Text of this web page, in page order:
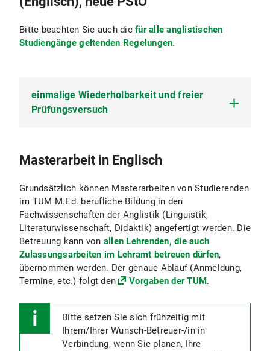
Bitte beachten Sie auch die für alle anglistischen
Studiengänge geltenden Regelungen.
einmalige Wiederholbarkeit und freier
Prüfungsversuch
Im Unterrichtsfach Englisch kann
einmal wiederholtwerden.
Zusätzlich zur einmaligen Wiederholbarkeit von
Modul(teil)prüfungen beim Erstversuch gibt es
noch einenfreien Prüfungsversuch. Dieser steht
Studierenden nur unter bestimmten
Voraussetzungen zu(für rechtlich verbindliche
Informationen konsultieren Sie bitte die Prüfungs-
Die Prüfung wird nach ununterbrochenem
Fachstudiuminnerhalb der Regelstudienzeit
erstmalig abgelegt.
Masterarbeit in Englisch
Grundsätzlich können Masterarbeiten von Studierenden
im TUM M.Ed. berufliche Bildung in den
Fachwissenschaften der Anglistik (Linguistik,
Literaturwissenschaft, Didaktik) angefertigt werden. Die
Betreuung kann von allen Lehrenden, die auch
Zulassungsarbeiten im Lehramt betreuen dürfen,
übernommen werden. Der genaue Ablauf (Anmeldung,
Termine, etc.) folgt den
Vorgaben der TUM.
Bitte setzen Sie sich frühzeitig mit
Ihrem/Ihrer Wunsch-Betreuer-/in in
Verbindung, wenn Sie planen, Ihre